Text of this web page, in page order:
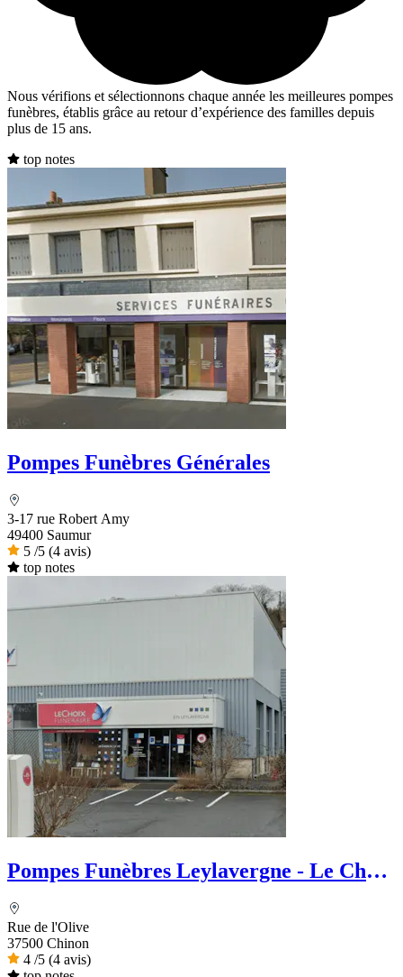
Nous vérifions et sélectionnons chaque année les meilleures pompes
funèbres, établis grâce au retour d’expérience des familles depuis
plus de 15 ans.
top notes
Pompes Funèbres Générales
3-17 rue Robert Amy
49400 Saumur
5 /5 (4 avis)
top notes
Pompes Funèbres Leylavergne - Le Choix
Rue de l'Olive
37500 Chinon
4 /5 (4 avis)